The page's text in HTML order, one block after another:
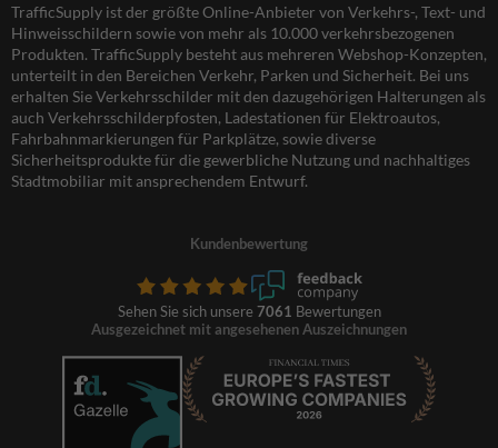
TrafficSupply ist der größte Online-Anbieter von Verkehrs-, Text- und
Hinweisschildern sowie von mehr als 10.000 verkehrsbezogenen
Produkten. TrafficSupply besteht aus mehreren Webshop-Konzepten,
unterteilt in den Bereichen Verkehr, Parken und Sicherheit. Bei uns
erhalten Sie Verkehrsschilder mit den dazugehörigen Halterungen als
auch Verkehrsschilderpfosten, Ladestationen für Elektroautos,
Fahrbahnmarkierungen für Parkplätze, sowie diverse
Sicherheitsprodukte für die gewerbliche Nutzung und nachhaltiges
Stadtmobiliar mit ansprechendem Entwurf.
Kundenbewertung
Sehen Sie sich unsere 7061 Bewertungen
Ausgezeichnet mit angesehenen Auszeichnungen